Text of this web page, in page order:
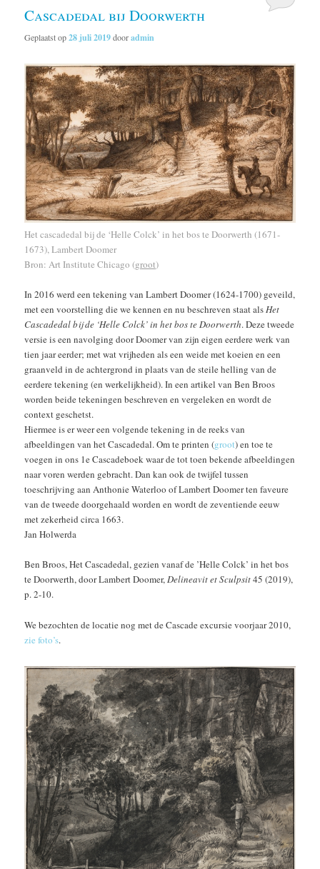
Cascadedal bij Doorwerth
Geplaatst op28 juli 2019dooradmin
Het cascadedal bij de ‘Helle Colck’ in het bos te Doorwerth (1671-
1673), Lambert Doomer
Bron: Art Institute Chicago (groot)
In 2016 werd een tekening van Lambert Doomer (1624-1700) geveild,
met een voorstelling die we kennen en nu beschreven staat alsHet
Cascadedal bij de ‘Helle Colck’ in het bos te Doorwerth. Deze tweede
versie is een navolging door Doomer van zijn eigen eerdere werk van
tien jaar eerder; met wat vrijheden als een weide met koeien en een
graanveld in de achtergrond in plaats van de steile helling van de
eerdere tekening (en werkelijkheid). In een artikel van Ben Broos
worden beide tekeningen beschreven en vergeleken en wordt de
context geschetst.
Hiermee is er weer een volgende tekening in de reeks van
afbeeldingen van het Cascadedal. Om te printen (groot) en toe te
voegen in ons 1e Cascadeboek waar de tot toen bekende afbeeldingen
naar voren werden gebracht. Dan kan ook de twijfel tussen
toeschrijving aan Anthonie Waterloo of Lambert Doomer ten faveure
van de tweede doorgehaald worden en wordt de zeventiende eeuw
met zekerheid circa 1663.
Jan Holwerda
Ben Broos, Het Cascadedal, gezien vanaf de ’Helle Colck’ in het bos
te Doorwerth, door Lambert Doomer,Delineavit et Sculpsit45 (2019),
p. 2-10.
We bezochten de locatie nog met de Cascade excursie voorjaar 2010,
zie foto’s.